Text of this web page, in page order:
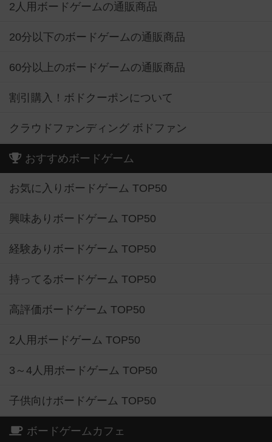
2人用ボードゲームの通販商品
20分以下のボードゲームの通販商品
60分以上のボードゲームの通販商品
割引購入！ボドクーポンについて
クラウドファンディング ボドファン
おすすめボードゲーム
お気に入りボードゲーム TOP50
興味ありボードゲーム TOP50
経験ありボードゲーム TOP50
持ってるボードゲーム TOP50
高評価ボードゲーム TOP50
2人用ボードゲーム TOP50
3～4人用ボードゲーム TOP50
子供向けボードゲーム TOP50
ボードゲームカフェ